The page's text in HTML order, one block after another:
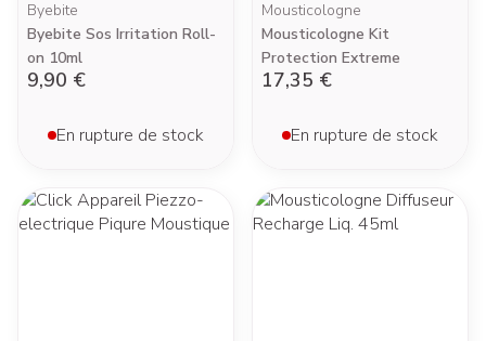
Byebite
Byebite Sos Irritation Roll-
on 10ml
9,90 €
En rupture de stock
Mousticologne
Mousticologne Kit
Protection Extreme
17,35 €
En rupture de stock